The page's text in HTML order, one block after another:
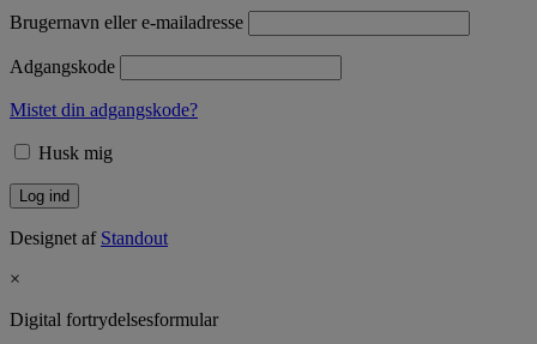
Brugernavn eller e-mailadresse
Adgangskode
Mistet din adgangskode?
Husk mig
Designet af Standout
×
Digital fortrydelsesformular